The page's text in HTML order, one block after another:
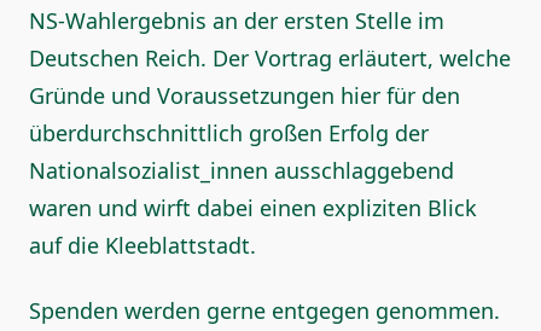
NS-Wahlergebnis an der ersten Stelle im
Deutschen Reich. Der Vortrag erläutert, welche
Gründe und Voraussetzungen hier für den
überdurchschnittlich großen Erfolg der
Nationalsozialist_innen ausschlaggebend
waren und wirft dabei einen expliziten Blick
auf die Kleeblattstadt.
Spenden werden gerne entgegen genommen.